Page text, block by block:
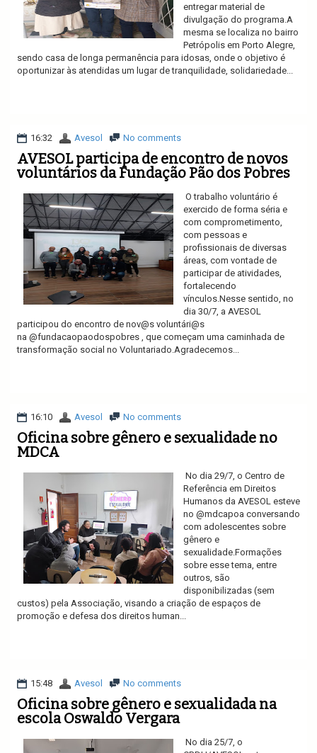
entregar material de
divulgação do programa.A
mesma se localiza no bairro
Petrópolis em Porto Alegre,
sendo casa de longa permanência para idosas, onde o objetivo é
oportunizar às atendidas um lugar de tranquilidade, solidariedade...
16:32 Avesol No comments
AVESOL participa de encontro de novos
voluntários da Fundação Pão dos Pobres
O trabalho voluntário é
exercido de forma séria e
com comprometimento,
com pessoas e
profissionais de diversas
áreas, com vontade de
participar de atividades,
fortalecendo
vínculos.Nesse sentido, no
dia 30/7, a AVESOL
participou do encontro de nov@s voluntári@s
na @fundacaopaodospobres , que começam uma caminhada de
transformação social no Voluntariado.Agradecemos...
16:10 Avesol No comments
Oficina sobre gênero e sexualidade no
MDCA
No dia 29/7, o Centro de
Referência em Direitos
Humanos da AVESOL esteve
no @mdcapoa conversando
com adolescentes sobre
gênero e
sexualidade.Formações
sobre esse tema, entre
outros, são
disponibilizadas (sem
custos) pela Associação, visando a criação de espaços de
promoção e defesa dos direitos human...
15:48 Avesol No comments
Oficina sobre gênero e sexualidada na
escola Oswaldo Vergara
No dia 25/7, o